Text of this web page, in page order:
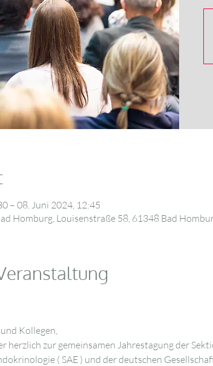
– 08. Juni 2024, 12:45
Homburg, Louisenstraße 58, 61348 Bad
Kollegen,
herzlich zur gemeinsamen Jahrestagung der
( SAE ) und der deutschen